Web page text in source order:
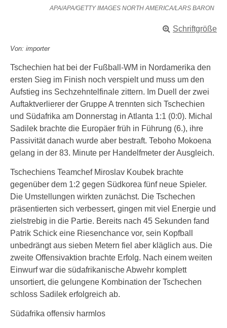
APA/APA/GETTY IMAGES NORTH AMERICA/LARS BARON
Schriftgröße
Von: importer
Tschechien hat bei der Fußball-WM in Nordamerika den
ersten Sieg im Finish noch verspielt und muss um den
Aufstieg ins Sechzehntelfinale zittern. Im Duell der zwei
Auftaktverlierer der Gruppe A trennten sich Tschechien
und Südafrika am Donnerstag in Atlanta 1:1 (0:0). Michal
Sadilek brachte die Europäer früh in Führung (6.), ihre
Passivität danach wurde aber bestraft. Teboho Mokoena
gelang in der 83. Minute per Handelfmeter der Ausgleich.
Tschechiens Teamchef Miroslav Koubek brachte
gegenüber dem 1:2 gegen Südkorea fünf neue Spieler.
Die Umstellungen wirkten zunächst. Die Tschechen
präsentierten sich verbessert, gingen mit viel Energie und
zielstrebig in die Partie. Bereits nach 45 Sekunden fand
Patrik Schick eine Riesenchance vor, sein Kopfball
unbedrängt aus sieben Metern fiel aber kläglich aus. Die
zweite Offensivaktion brachte Erfolg. Nach einem weiten
Einwurf war die südafrikanische Abwehr komplett
unsortiert, die gelungene Kombination der Tschechen
schloss Sadilek erfolgreich ab.
Südafrika offensiv harmlos